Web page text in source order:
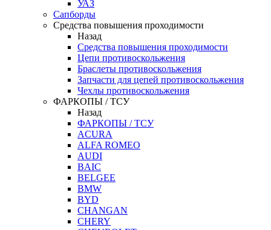
УАЗ
Сапборды
Средства повышения проходимости
Назад
Средства повышения проходимости
Цепи противоскольжения
Браслеты противоскольжения
Запчасти для цепей противоскольжения
Чехлы противоскольжения
ФАРКОПЫ / ТСУ
Назад
ФАРКОПЫ / ТСУ
ACURA
ALFA ROMEO
AUDI
BAIC
BELGEE
BMW
BYD
CHANGAN
CHERY